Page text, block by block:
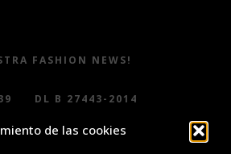
de las cookies
FASHION NEWS!
DL B 27443-2014